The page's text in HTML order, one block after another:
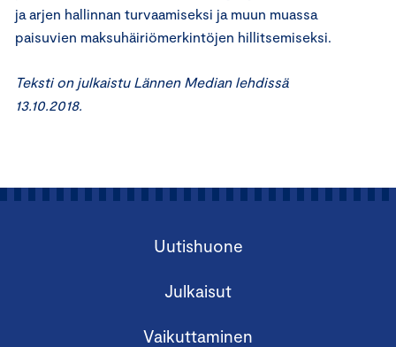
ja arjen hallinnan turvaamiseksi ja muun muassa
paisuvien maksuhäiriömerkintöjen hillitsemiseksi.
Teksti on julkaistu Lännen Median lehdissä
13.10.2018.
Uutishuone
Julkaisut
Vaikuttaminen